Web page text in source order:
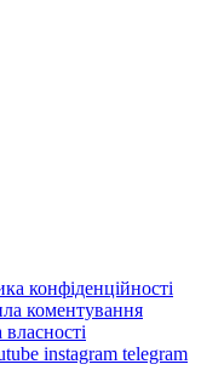
конфіденційності
коментування
instagram telegram